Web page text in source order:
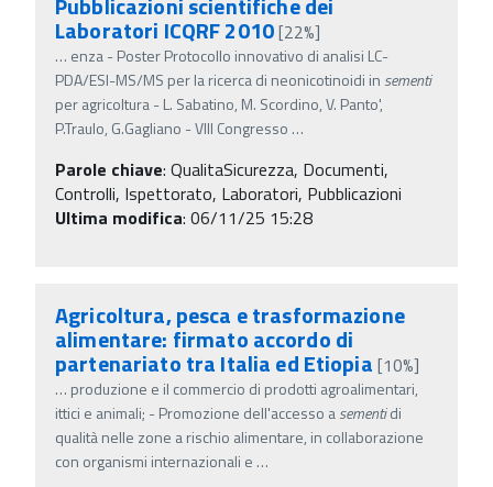
Laboratori ICQRF 2010[22%]
… enza - Poster Protocollo innovativo di analisi LC-
PDA/ESI-MS/MS per la ricerca di neonicotinoidi in sementi
per agricoltura - L. Sabatino, M. Scordino, V. Panto',
P.Traulo, G.Gagliano - VIII Congresso …
Parole chiave: QualitaSicurezza, Documenti,
Controlli, Ispettorato, Laboratori, Pubblicazioni
Ultima modifica: 06/11/25 15:28
Agricoltura, pesca e trasformazione
alimentare: firmato accordo di
partenariato tra Italia ed Etiopia [10%]
… produzione e il commercio di prodotti agroalimentari,
ittici e animali; - Promozione dell'accesso asementidi
qualità nelle zone a rischio alimentare, in collaborazione
con organismi internazionali e …